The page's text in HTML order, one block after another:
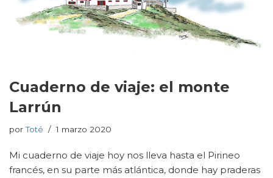
Cuaderno de viaje: el monte
Larrún
porToté 1 marzo 2020
Mi cuaderno de viaje hoy nos lleva hasta el Pirineo
francés, en su parte más atlántica, donde hay praderas